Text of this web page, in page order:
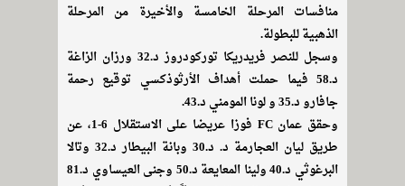
منافسات المرحلة الخامسة والأخيرة من المرحلة
الذهبية للبطولة.
وسجل للنصر فريدريكا توركودروز د.32 ورزان الزاغة
د.58 فيما حملت أهداف الأرثوذكسي توقيع رحمة
جافارو د.35 و لونا المومني د.43.
وحقق عمان FC فوزا عريضا على الاستقلال 6-1، عن
طريق ليان العجارمة د. د.30 وبانة البيطار د.32 وتالا
البرغوثي د.40 ولينا المعايعة د.50 وجنى العيساوي د.81